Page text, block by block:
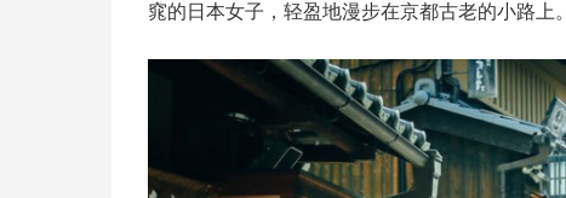
窕的日本女子，轻盈地漫步在京都古老的小路上。